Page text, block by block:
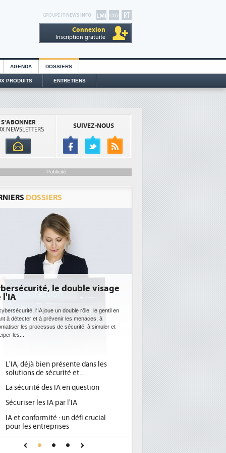
GROUPE IT NEWS INFO
Connexion
Inscription gratuite
AGENDA DOSSIERS
PRODUITS ENTRETIENS
S'ABONNER
NEWSLETTERS
SUIVEZ-NOUS
Publicité
DOSSIERS
l'efficacité énergétique
une obligation pour les
datacenters plus durables et plus efficaces, c'est
recherchent les pouvoirs publics européens
la mise en oeuvre de la nouvelle Directive sur
Qu'est-ce que la DEE (directive
d'efficacité énergétique) ?
DEE, une pression administrative
place pour répondre à...
Phocea DC dans les cordes pour la